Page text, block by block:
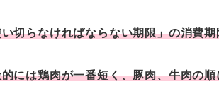
切らなければならない期限」の消費期
には鶏肉が一番短く、豚肉、牛肉の